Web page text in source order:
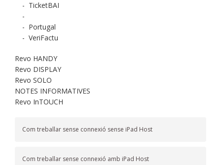
- TicketBAI
-
- Portugal
- VeriFactu
Revo HANDY
Revo DISPLAY
Revo SOLO
NOTES INFORMATIVES
Revo InTOUCH
Com treballar sense connexió sense iPad Host
Com treballar sense connexió amb iPad Host